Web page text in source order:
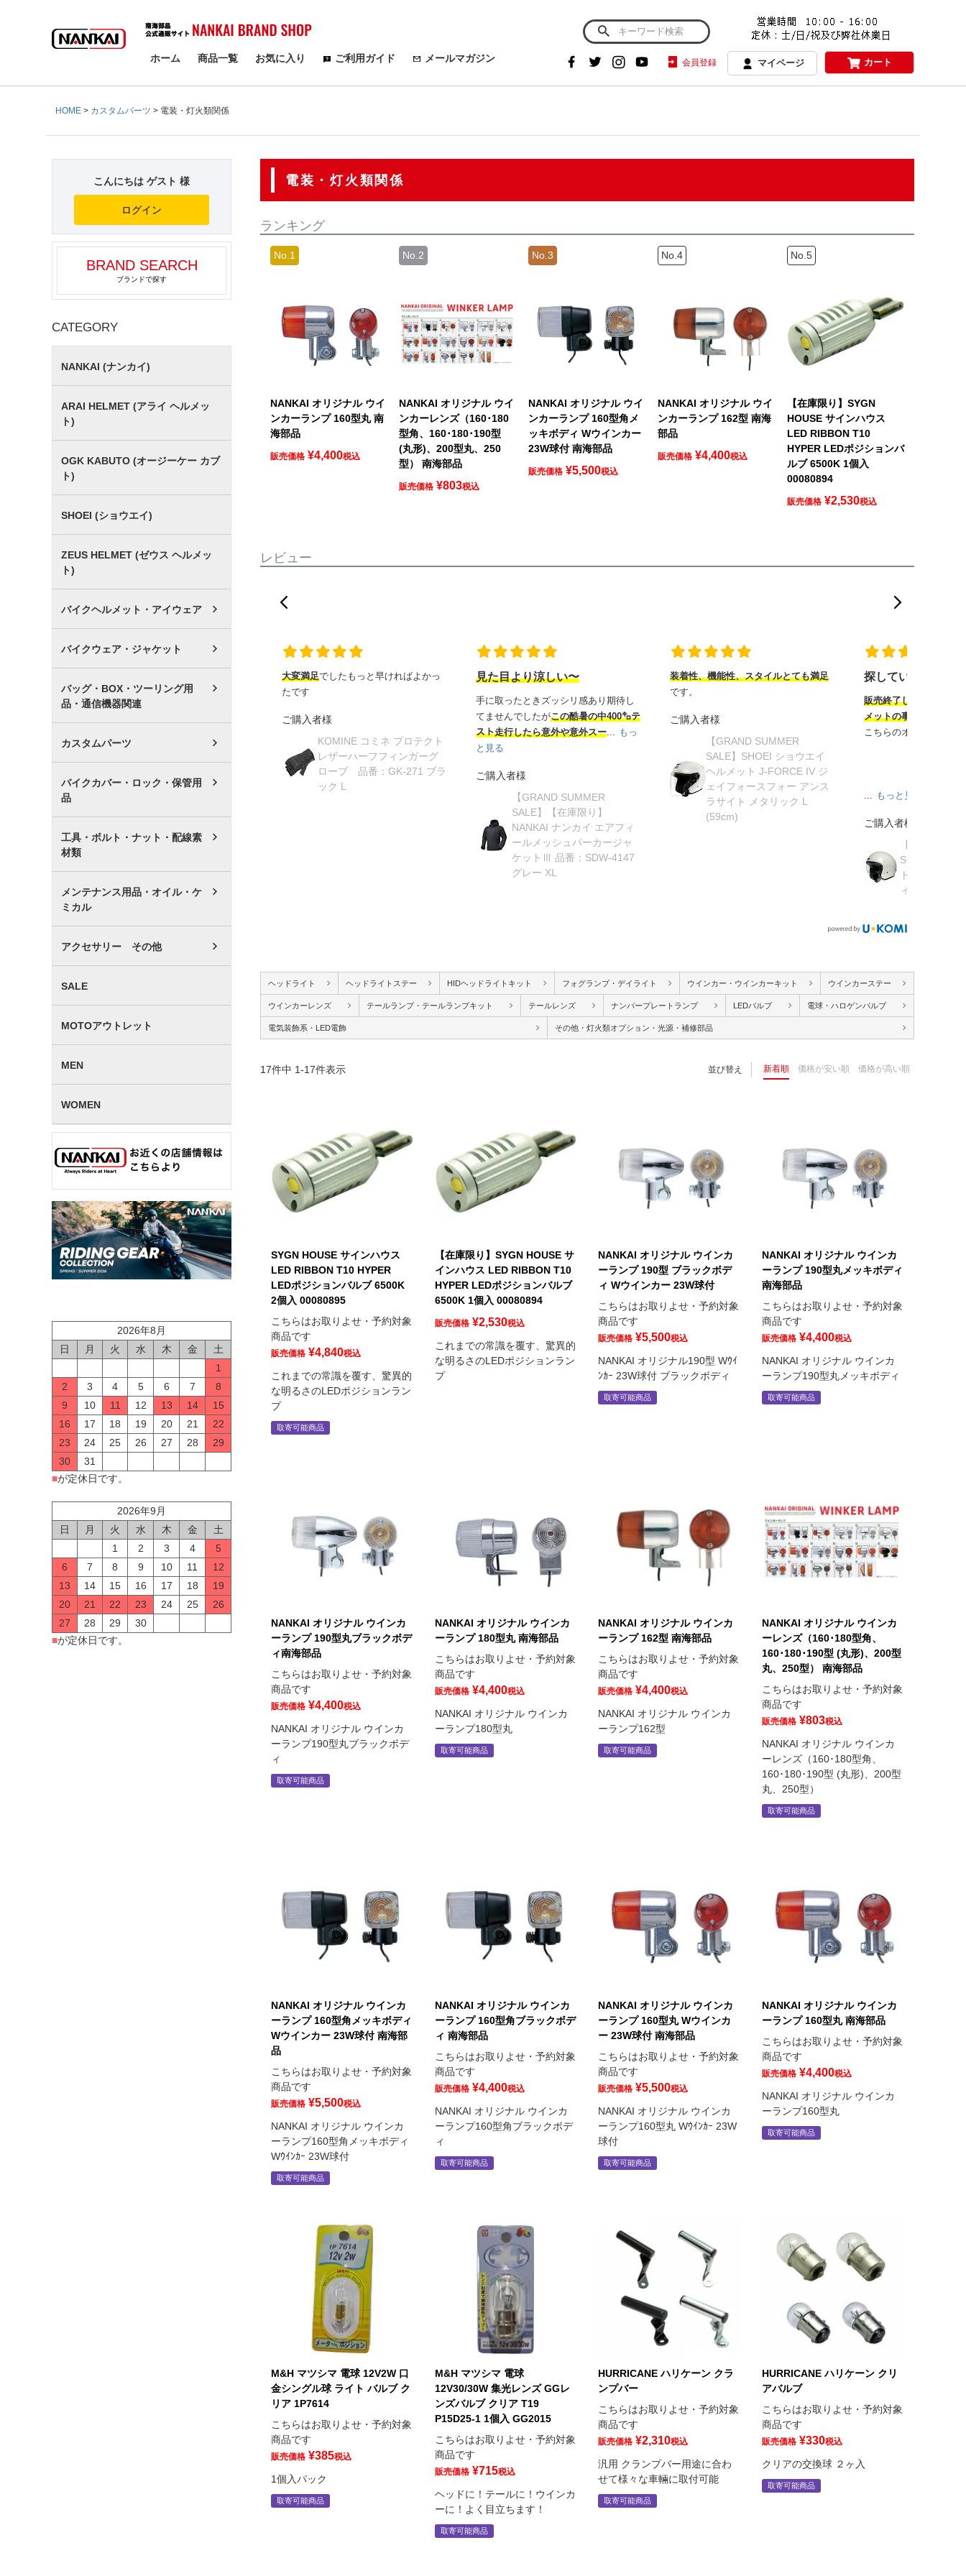
検索
ホーム 商品一覧 お気に入り ご利用ガイド メールマガジン 会員登録 マイページ カート
HOME カスタムパーツ 電装・灯火類関係
こんにちは ゲスト 様
ログイン
BRAND SEARCH
ブランドで探す
CATEGORY
NANKAI (ナンカイ)
ARAI HELMET (アライ ヘルメッ
ト)
OGK KABUTO (オージーケー カブ
ト)
SHOEI (ショウエイ)
ZEUS HELMET (ゼウス ヘルメッ
ト)
バイクヘルメット・アイウェア
バイクウェア・ジャケット
バッグ・BOX・ツーリング用
品・通信機器関連
カスタムパーツ
バイクカバー・ロック・保管用
品
工具・ボルト・ナット・配線素
材類
メンテナンス用品・オイル・ケ
ミカル
アクセサリー その他
SALE
MOTOアウトレット
MEN
WOMEN
2026年8月
日
月 火 水 木 金
土
1
2
3 4 5 6 7
8
9
10 11 12 13 14
15
16
17 18 19 20 21
22
23
24 25 26 27 28
29
30
31
■が定休日です。
2026年9月
日
月 火 水 木 金
土
1
2 3 4
5
6
7 8 9 10 11
12
13
14 15 16 17 18
19
20
21 22 23 24 25
26
27
28 29
30
■が定休日です。
電装・灯火類関係
ランキング
NANKAI オリジナル ウイ
ンカーランプ 160型丸 南
海部品
販売価格 ¥4,400税込
NANKAI オリジナル ウイ
ンカーレンズ（160･180
型角、160･180･190型
(丸形)、200型丸、250
型） 南海部品
販売価格 ¥803税込
NANKAI オリジナル ウイ
ンカーランプ 160型角メ
ッキボディ Wウインカー
23W球付 南海部品
販売価格 ¥5,500税込
NANKAI オリジナル ウイ
ンカーランプ 162型 南海
部品
販売価格 ¥4,400税込
【在庫限り】SYGN
HOUSE サインハウス
LED RIBBON T10
HYPER LEDポジションバ
ルブ 6500K 1個入
00080894
販売価格 ¥2,530税込
レビュー
大変満足でしたもっと早ければよかっ
たです
ご購入者様
KOMINE コミネ プロテクト
レザーハーフフィンガーグ
ローブ 品番：GK-271 ブラ
ック L
見た目より涼しい〜
手に取ったときズッシリ感あり期待し
てませんでしたがこの酷暑の中400㌔テ
スト走行したら意外や意外スー
もっ
と見る
ご購入者様
【GRAND SUMMER
SALE】【在庫限り】
NANKAI ナンカイ エアフィ
ールメッシュパーカージャ
ケットⅢ 品番：SDW-4147
グレー XL
装着性、機能性、スタイルとても満足
です。
ご購入者様
【GRAND SUMMER
SALE】SHOEI ショウエイ
ヘルメット J-FORCE IV ジ
ェイフォースフォー アンス
ラサイト メタリック L
(59cm)
探していたヘルメ
販売終了してから半年
メットの事を知り探し
こちらのオンラインサ
もっと見る
ご購入者様
SHOEI ショ
ト J・O ジェ
ィッシュグリ
ヘッドライト ヘッドライトステー HIDヘッドライトキット フォグランプ・デイライト ウインカー・ウインカーキット ウインカーステー
ウインカーレンズ テールランプ・テールランプキット テールレンズ ナンバープレートランプ LEDバルブ 電球・ハロゲンバルブ
電気装飾系・LED電飾 その他・灯火類オプション・光源・補修部品
並び替え 新着順 価格が安い順 価格が高い順
17件中 1-17件表示
SYGN HOUSE サインハウス
LED RIBBON T10 HYPER
LEDポジションバルブ 6500K
2個入 00080895
こちらはお取りよせ・予約対象
商品です
販売価格 ¥4,840税込
これまでの常識を覆す、驚異的
な明るさのLEDポジションラン
プ
取寄可能商品
【在庫限り】SYGN HOUSE サ
インハウス LED RIBBON T10
HYPER LEDポジションバルブ
6500K 1個入 00080894
販売価格 ¥2,530税込
これまでの常識を覆す、驚異的
な明るさのLEDポジションラン
プ
NANKAI オリジナル ウインカ
ーランプ 190型 ブラックボデ
ィ Wウインカー 23W球付
こちらはお取りよせ・予約対象
商品です
販売価格 ¥5,500税込
NANKAI オリジナル190型 Wｳｲ
ﾝｶｰ 23W球付 ブラックボディ
取寄可能商品
NANKAI オリジナル ウインカ
ーランプ 190型丸メッキボディ
南海部品
こちらはお取りよせ・予約対象
商品です
販売価格 ¥4,400税込
NANKAI オリジナル ウインカ
ーランプ190型丸メッキボディ
取寄可能商品
NANKAI オリジナル ウインカ
ーランプ 190型丸ブラックボデ
ィ南海部品
こちらはお取りよせ・予約対象
商品です
販売価格 ¥4,400税込
NANKAI オリジナル ウインカ
ーランプ190型丸ブラックボデ
ィ
取寄可能商品
NANKAI オリジナル ウインカ
ーランプ 180型丸 南海部品
こちらはお取りよせ・予約対象
商品です
販売価格 ¥4,400税込
NANKAI オリジナル ウインカ
ーランプ180型丸
取寄可能商品
NANKAI オリジナル ウインカ
ーランプ 162型 南海部品
こちらはお取りよせ・予約対象
商品です
販売価格 ¥4,400税込
NANKAI オリジナル ウインカ
ーランプ162型
取寄可能商品
NANKAI オリジナル ウインカ
ーレンズ（160･180型角、
160･180･190型 (丸形)、200型
丸、250型） 南海部品
こちらはお取りよせ・予約対象
商品です
販売価格 ¥803税込
NANKAI オリジナル ウインカ
ーレンズ（160･180型角、
160･180･190型 (丸形)、200型
丸、250型）
取寄可能商品
NANKAI オリジナル ウインカ
ーランプ 160型角メッキボディ
Wウインカー 23W球付 南海部
品
こちらはお取りよせ・予約対象
商品です
販売価格 ¥5,500税込
NANKAI オリジナル ウインカ
ーランプ160型角メッキボディ
Wｳｲﾝｶｰ 23W球付
取寄可能商品
NANKAI オリジナル ウインカ
ーランプ 160型角ブラックボデ
ィ 南海部品
こちらはお取りよせ・予約対象
商品です
販売価格 ¥4,400税込
NANKAI オリジナル ウインカ
ーランプ160型角ブラックボデ
ィ
取寄可能商品
NANKAI オリジナル ウインカ
ーランプ 160型丸 Wウインカ
ー 23W球付 南海部品
こちらはお取りよせ・予約対象
商品です
販売価格 ¥5,500税込
NANKAI オリジナル ウインカ
ーランプ160型丸 Wｳｲﾝｶｰ 23W
球付
取寄可能商品
NANKAI オリジナル ウインカ
ーランプ 160型丸 南海部品
こちらはお取りよせ・予約対象
商品です
販売価格 ¥4,400税込
NANKAI オリジナル ウインカ
ーランプ160型丸
取寄可能商品
M&H マツシマ 電球 12V2W 口
金シングル球 ライト バルブ ク
リア 1P7614
こちらはお取りよせ・予約対象
商品です
販売価格 ¥385税込
1個入パック
取寄可能商品
M&H マツシマ 電球
12V30/30W 集光レンズ GGレ
ンズバルブ クリア T19
P15D25-1 1個入 GG2015
こちらはお取りよせ・予約対象
商品です
販売価格 ¥715税込
ヘッドに！テールに！ウインカ
ーに！よく目立ちます！
取寄可能商品
HURRICANE ハリケーン クラ
ンプバー
こちらはお取りよせ・予約対象
商品です
販売価格 ¥2,310税込
汎用 クランプバー用途に合わ
せて様々な車輛に取付可能
取寄可能商品
HURRICANE ハリケーン クリ
アバルブ
こちらはお取りよせ・予約対象
商品です
販売価格 ¥330税込
クリアの交換球 ２ヶ入
取寄可能商品